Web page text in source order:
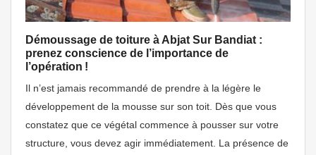
Démoussage de toiture à Abjat Sur Bandiat :
prenez conscience de l’importance de
l’opération !
Il n’est jamais recommandé de prendre à la légère le
développement de la mousse sur son toit. Dès que vous
constatez que ce végétal commence à pousser sur votre
structure, vous devez agir immédiatement. La présence de